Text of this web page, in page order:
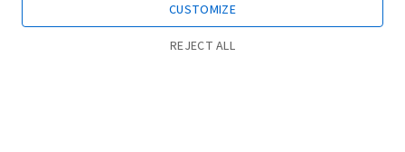
0
CUSTOMIZE
REJECT ALL